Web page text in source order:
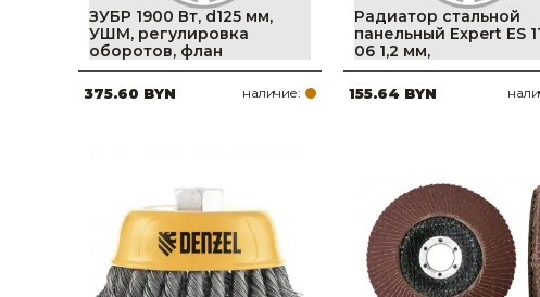
ЗУБР 1900 Вт, d125 мм,
УШМ, регулировка
оборотов, флан
375.60 BYN наличие:
Радиатор стальной
панельный Expert ES
06 1,2 мм,
155.64 BYN